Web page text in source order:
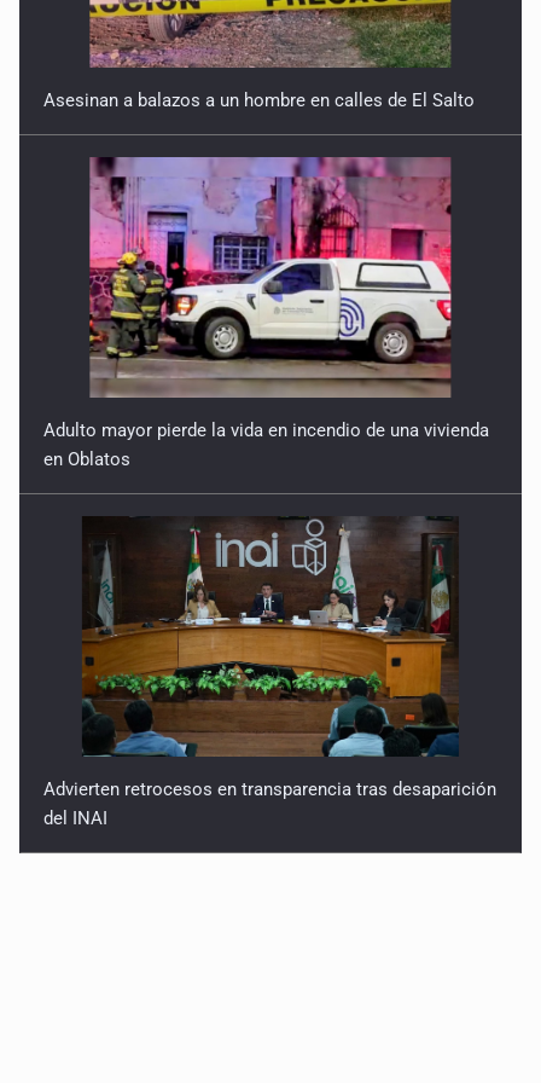
Asesinan a balazos a un hombre en calles de El Salto
Adulto mayor pierde la vida en incendio de una vivienda
en Oblatos
Advierten retrocesos en transparencia tras desaparición
del INAI